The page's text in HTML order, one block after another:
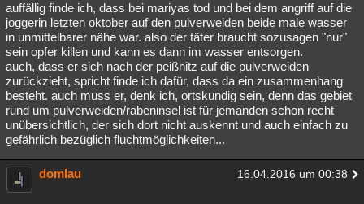
auffällig finde ich, dass bei mariyas tod und bei dem angriff auf die
joggerin letzten oktober auf den pulverweiden beide male wasser
in unmittelbarer nähe war. also der täter braucht sozusagen "nur"
sein opfer killen und kann es dann im wasser entsorgen.
auch, dass er sich nach der peißnitz auf die pulverweiden
zurückzieht, spricht finde ich dafür, dass da ein zusammenhang
besteht. auch muss er, denk ich, ortskundig sein, denn das gebiet
rund um pulverweiden/rabeninsel ist für jemanden schon recht
unübersichtlich, der sich dort nicht auskennt und auch einfach zu
gefährlich bezüglich fluchtmöglichkeiten...
domlau 16.04.2016 um 00:38